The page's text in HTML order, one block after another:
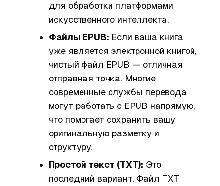
для обработки платформами
искусственного интеллекта.
Файлы EPUB: Если ваша книга
уже является электронной книгой,
чистый файл EPUB — отличная
отправная точка. Многие
современные службы перевода
могут работать с EPUB напрямую,
что помогает сохранить вашу
оригинальную разметку и
структуру.
Простой текст (TXT): Это
последний вариант. Файл TXT